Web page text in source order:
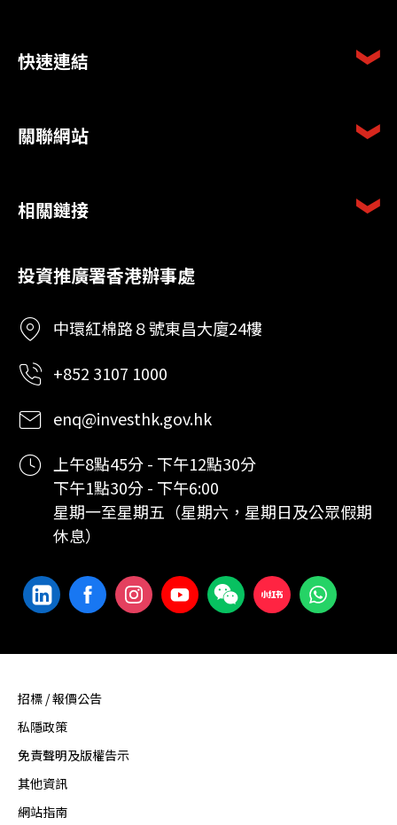
快速連結
關聯網站
相關鏈接
投資推廣署香港辦事處
中環紅棉路８號東昌大廈24樓
+852 3107 1000
enq@investhk.gov.hk
上午8點45分 - 下午12點30分
下午1點30分 - 下午6:00
星期一至星期五（星期六，星期日及公眾假期
休息）
招標 / 報價公告
私隱政策
免責聲明及版權告示
其他資訊
網站指南